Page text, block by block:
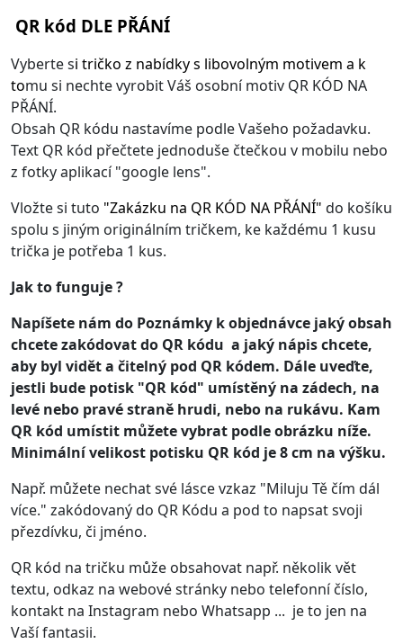
QR kód DLE PŘÁNÍ
Vyberte si tričko z nabídky s libovolným motivem a k
tomu si nechte vyrobit Váš osobní motiv QR KÓD NA
PŘÁNÍ.
Obsah QR kódu nastavíme podle Vašeho požadavku.
Text QR kód přečtete jednoduše čtečkou v mobilu nebo
z fotky aplikací "google lens".
Vložte si tuto "Zakázku na QR KÓD NA PŘÁNÍ" do košíku
spolu s jiným originálním tričkem, ke každému 1 kusu
trička je potřeba 1 kus.
Jak to funguje ?
Napíšete nám do Poznámky k objednávce jaký obsah
chcete zakódovat do QR kódu a jaký nápis chcete,
aby byl vidět a čitelný pod QR kódem. Dále uveďte,
jestli bude potisk "QR kód" umístěný na zádech, na
levé nebo pravé straně hrudi, nebo na rukávu. Kam
QR kód umístit můžete vybrat podle obrázku níže.
Minimální velikost potisku QR kód je 8 cm na výšku.
Např. můžete nechat své lásce vzkaz "Miluju Tě čím dál
více." zakódovaný do QR Kódu a pod to napsat svoji
přezdívku, či jméno.
QR kód na tričku může obsahovat např. několik vět
textu, odkaz na webové stránky nebo telefonní číslo,
kontakt na Instagram nebo Whatsapp ... je to jen na
Vaší fantasii.